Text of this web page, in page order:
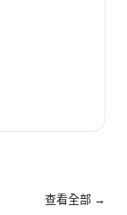
查看全部 →